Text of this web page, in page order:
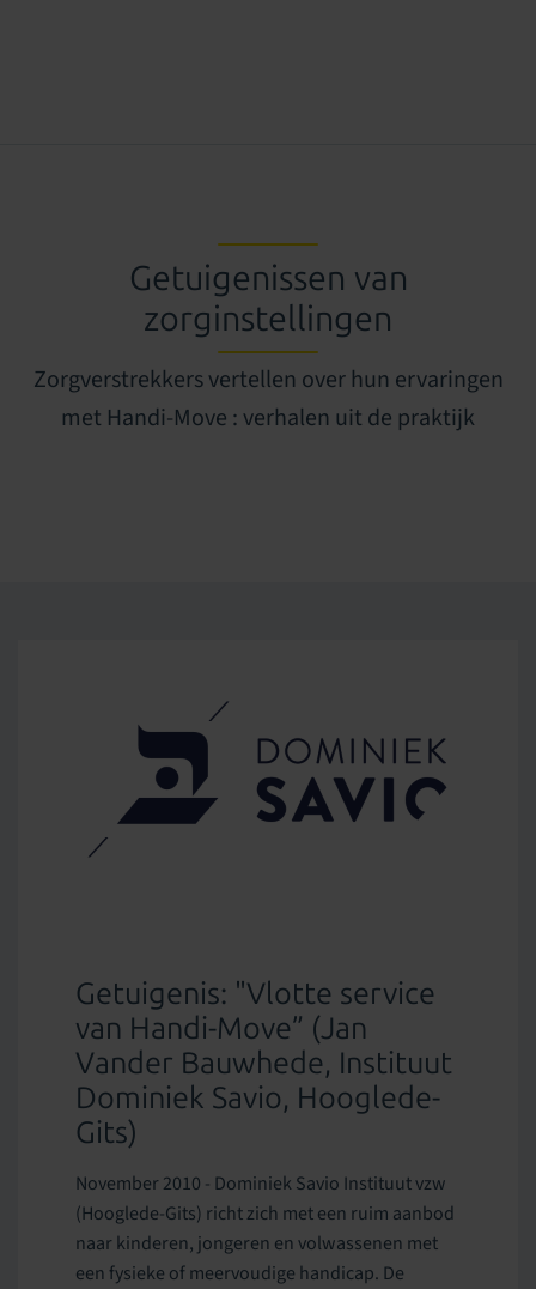
Getuigenissen van
zorginstellingen
Zorgverstrekkers vertellen over hun ervaringen
met Handi-Move : verhalen uit de praktijk
Getuigenis: "Vlotte service
van Handi-Move” (Jan
Vander Bauwhede, Instituut
Dominiek Savio, Hooglede-
Gits)
November 2010 - Dominiek Savio Instituut vzw
(Hooglede-Gits) richt zich met een ruim aanbod
naar kinderen, jongeren en volwassenen met
een fysieke of meervoudige handicap. De